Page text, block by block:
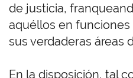
de justicia,
aquéllos en
sus verdaderas áreas
En la disposición, tal